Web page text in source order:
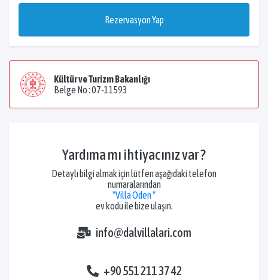
Rezervasyon Yap
Kültür ve Turizm Bakanlığı
Belge No : 07-11593
Yardıma mı ihtiyacınız var ?
Detaylı bilgi almak için lütfen aşağıdaki telefon
numaralarından
"Villa Oden "
ev kodu ile bize ulaşın.
info@dalvillalari.com
+90 551 211 37 42